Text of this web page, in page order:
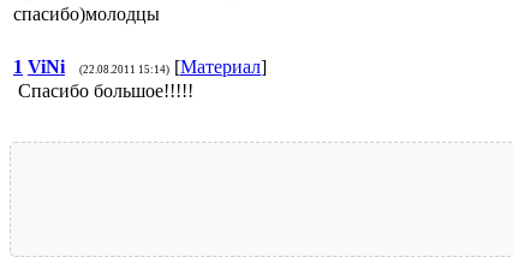
спасибо)молодцы
1 ViNi (22.08.2011 15:14) [Материал]
Спасибо большое!!!!!